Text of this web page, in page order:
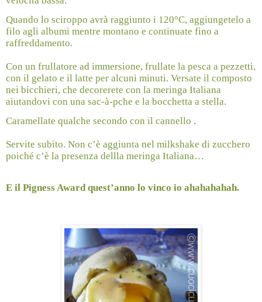
Quando lo sciroppo avrà raggiunto i 120°C, aggiungetelo a
filo agli albumi mentre montano e continuate fino a
raffreddamento.
Con un frullatore ad immersione, frullate la pesca a pezzetti,
con il gelato e il latte per alcuni minuti. Versate il composto
nei bicchieri, che decorerete con la meringa Italiana
aiutandovi con una sac-à-pche e la bocchetta a stella.
Caramellate qualche secondo con il cannello .
Servite subito. Non c’è aggiunta nel milkshake di zucchero
poiché c’è la presenza dellla meringa Italiana…
E il Pigness Award quest’anno lo vinco io ahahahahah.